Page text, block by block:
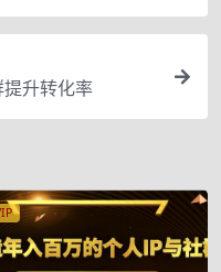
提升转化率